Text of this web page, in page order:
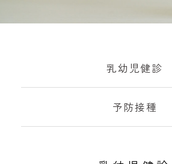
乳幼児健診
予防接種